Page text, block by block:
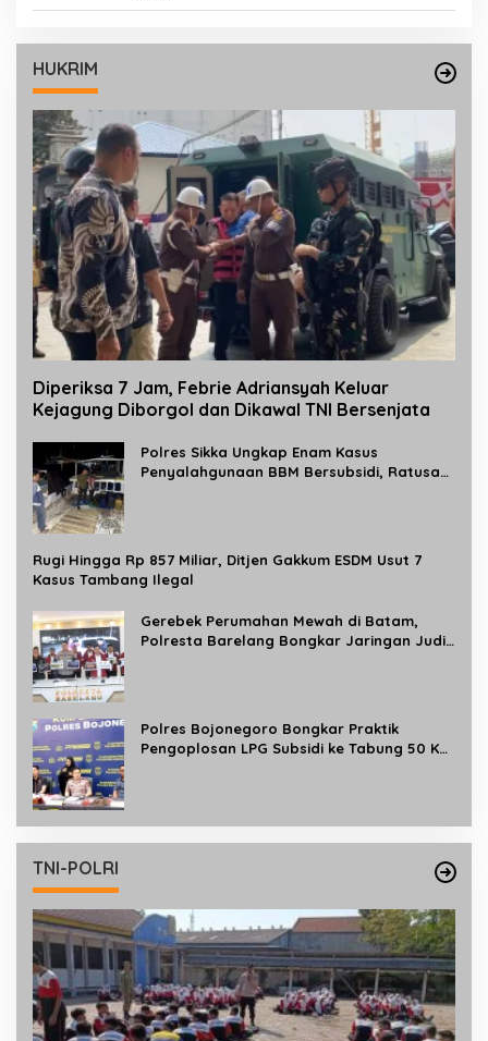
HUKRIM
Diperiksa 7 Jam, Febrie Adriansyah Keluar
Kejagung Diborgol dan Dikawal TNI Bersenjata
Polres Sikka Ungkap Enam Kasus
Penyalahgunaan BBM Bersubsidi, Ratusan
Rugi Hingga Rp 857 Miliar, Ditjen Gakkum ESDM Usut 7
Kasus Tambang Ilegal
Gerebek Perumahan Mewah di Batam,
Polresta Barelang Bongkar Jaringan Judi
Polres Bojonegoro Bongkar Praktik
Pengoplosan LPG Subsidi ke Tabung 50 Kg,
TNI-POLRI